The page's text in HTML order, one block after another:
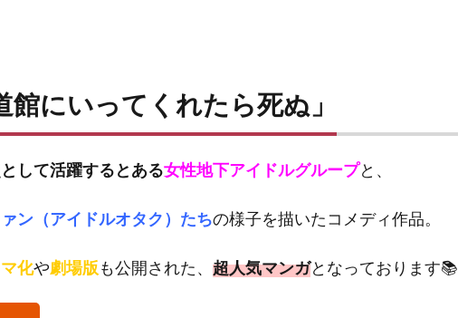
館にいってくれたら死ぬ」
して活躍するとある女性地下アイドルグループと、
ン（アイドルオタク）たちの様子を描いたコメディ作品。
化や劇場版も公開された、 超人気マンガとなっております📚